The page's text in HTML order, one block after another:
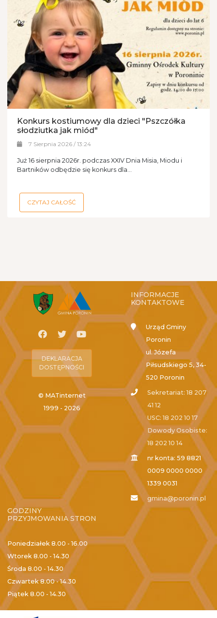
Konkurs kostiumowy dla dzieci "Pszczółka
słodziutka jak miód"
7 Sierpnia 2026 / 13:24
Już 16 sierpnia 2026r. podczas XXIV Dnia Misia, Miodu i
Bartników odbędzie się konkurs dla...
CZYTAJ CAŁOŚĆ
DEKLARACJA
DOSTĘPNOŚCI
© MATinternet
1999 - 2026
INFORMACJE
KONTAKTOWE
Urząd Gminy
Poronin
ul. Józefa
Piłsudskiego 5, 34-
520 Poronin
Sekretariat: 18 207
41 12
USC: 18 202 10 17
Dowody Osobiste:
18 202 10 14
nr konta: 59 8821
0009 0000 0000
1339 0031
gmina@poronin.pl
GODZINY
PRZYJMOWANIA STRON
Poniedziałek 8.00 - 16.00
Wtorek 8.00 - 14.30
Środa 8.00 - 14.30
Czwartek8.00 - 14.30
Piątek 8.00 - 14.30